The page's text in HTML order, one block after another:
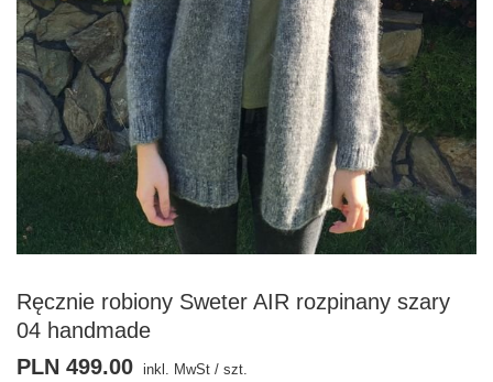
Ręcznie robiony Sweter AIR rozpinany szary
04 handmade
PLN 499.00 inkl. MwSt / szt.